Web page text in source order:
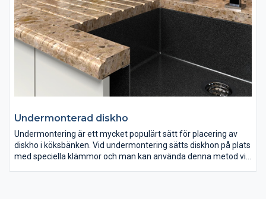
Undermonterad diskho
Undermontering är ett mycket populärt sätt för placering av
diskho i köksbänken. Vid undermontering sätts diskhon på plats
med speciella klämmor och man kan använda denna metod vid